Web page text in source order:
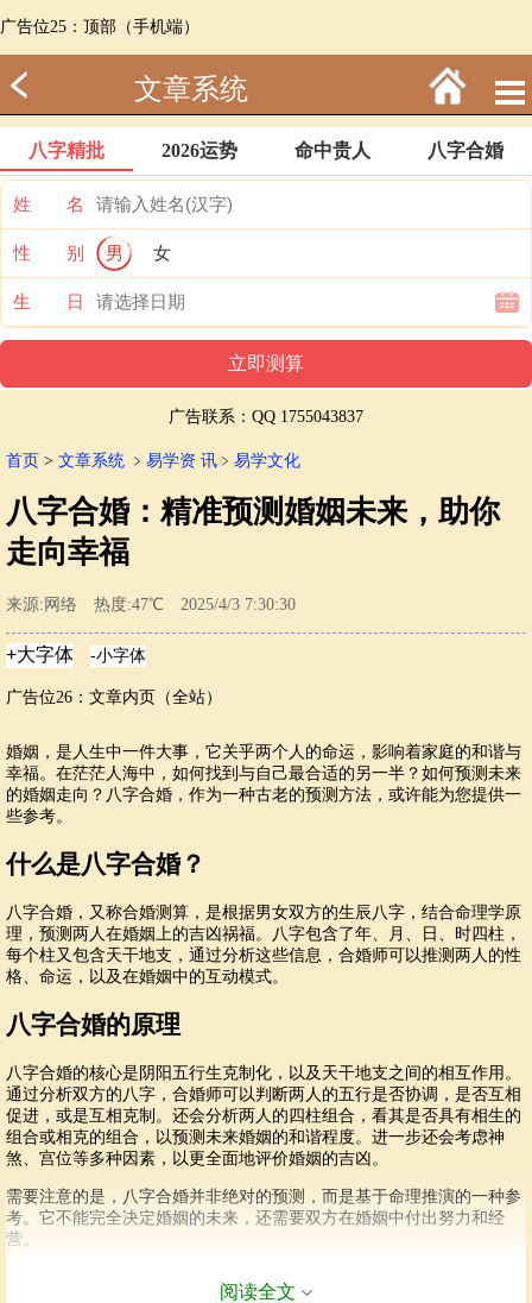
广告位25：顶部（手机端）
文章系统
八字精批 2026运势 命中贵人 八字合婚
姓 名
性 别 男 女
生 日
广告联系：QQ 1755043837
首页 > 文章系统 ﹥ 易学资 讯 ﹥ 易学文化
八字合婚：精准预测婚姻未来，助你
走向幸福
来源:网络 热度:47℃ 2025/4/3 7:30:30
广告位26：文章内页（全站）
婚姻，是人生中一件大事，它关乎两个人的命运，影响着家庭的和谐与
幸福。在茫茫人海中，如何找到与自己最合适的另一半？如何预测未来
的婚姻走向？八字合婚，作为一种古老的预测方法，或许能为您提供一
些参考。
什么是八字合婚？
八字合婚，又称合婚测算，是根据男女双方的生辰八字，结合命理学原
理，预测两人在婚姻上的吉凶祸福。八字包含了年、月、日、时四柱，
每个柱又包含天干地支，通过分析这些信息，合婚师可以推测两人的性
格、命运，以及在婚姻中的互动模式。
八字合婚的原理
八字合婚的核心是阴阳五行生克制化，以及天干地支之间的相互作用。
通过分析双方的八字，合婚师可以判断两人的五行是否协调，是否互相
促进，或是互相克制。还会分析两人的四柱组合，看其是否具有相生的
组合或相克的组合，以预测未来婚姻的和谐程度。进一步还会考虑神
煞、宫位等多种因素，以更全面地评价婚姻的吉凶。
需要注意的是，八字合婚并非绝对的预测，而是基于命理推演的一种参
考。它不能完全决定婚姻的未来，还需要双方在婚姻中付出努力和经
营。
八字合婚可以预测哪些方面？
阅读全文